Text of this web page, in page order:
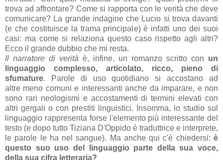
trova ad affrontare? Come si rapporta con le verità che deve
comunicare? La grande indagine che Lucio si trova davanti
(e che costituisce la trama principale) è infatti uno dei suoi
casi: ma come si relaziona questo caso rispetto agli altri?
Ecco il grande dubbio che mi resta.
Il narratore di verità è, infine, un romanzo scritto con un
linguaggio complesso, articolato, ricco, pieno di
sfumature. Parole di uso quotidiano si accostano ad
altre meno comuni e interessanti anche da imparare, e non
sono rari neologismi e accostamenti di termini elevati con
altri gergali o con prestiti linguistici. Insomma, lo studio sul
linguaggio rappresenta forse l'elemento più interessante del
testo (e dopo tutto Tiziana D'Oppido è traduttrice e interprete,
le parole le ha nel sangue). Ma anche qui c'è chiedersi: è
questo suo uso del linguaggio parte della sua voce,
della sua cifra letteraria?